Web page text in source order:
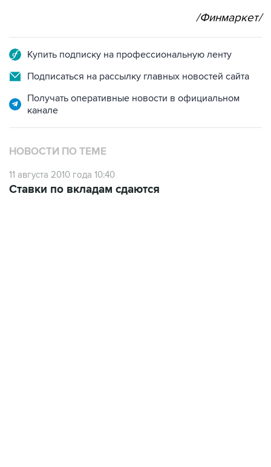
/Финмаркет/
Купить подписку на профессиональную ленту
Подписаться на рассылку главных новостей сайта
Получать оперативные новости в официальном
канале
НОВОСТИ ПО ТЕМЕ
11 августа 2010 года 10:40
Ставки по вкладам сдаются